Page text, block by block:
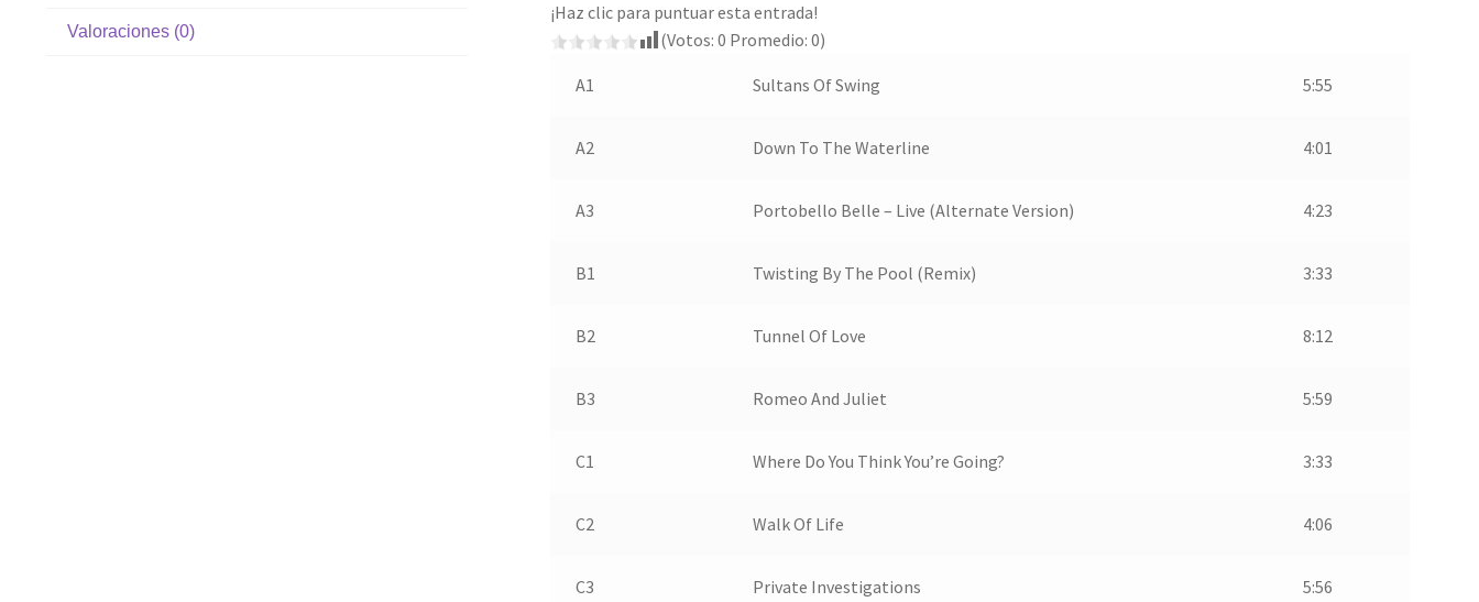
Valoraciones (0)
¡Haz clic para puntuar esta entrada!
(Votos:0 Promedio:0)
A1 Sultans Of Swing 5:55
A2 Down To The Waterline 4:01
A3 Portobello Belle – Live (Alternate Version) 4:23
B1 Twisting By The Pool (Remix) 3:33
B2 Tunnel Of Love 8:12
B3 Romeo And Juliet 5:59
C1 Where Do You Think You’re Going? 3:33
C2 Walk Of Life 4:06
C3 Private Investigations 5:56